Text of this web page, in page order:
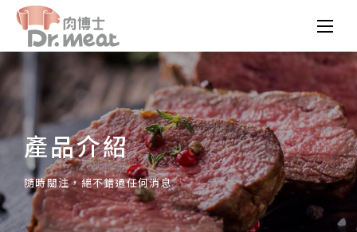
產品介紹
隨時關注，絕不錯過任何消息